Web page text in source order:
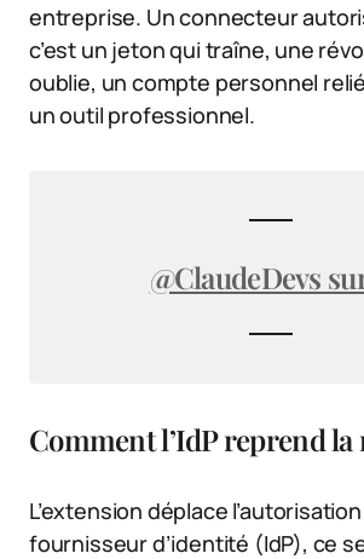
entreprise. Un connecteur
c’est un jeton qui traîne, une
oublie, un compte personnel
un outil professionnel.
@ClaudeDevs
Comment l’IdP reprend la
L’extension déplace
fournisseur d’identité (IdP), ce